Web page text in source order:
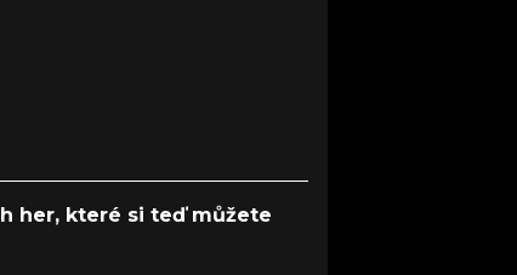
her, které si teď můžete